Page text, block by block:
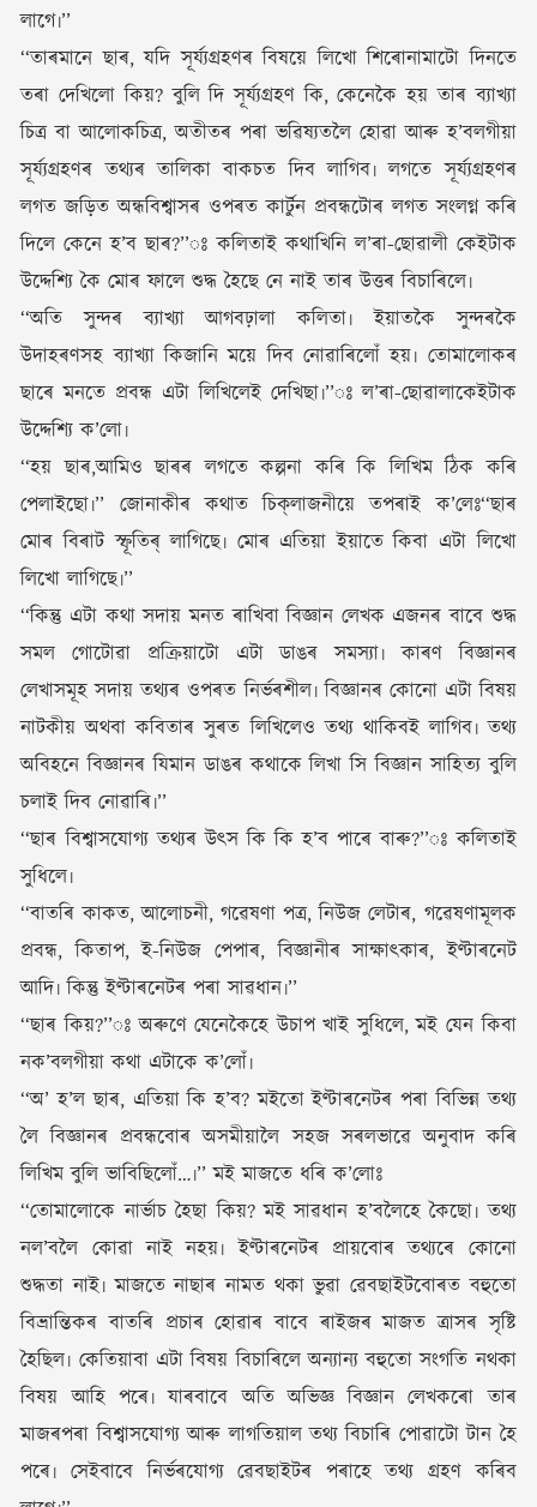
লাগে৷’’
‘‘তাৰমানে ছাৰ, যদি সূৰ্য্যগ্ৰহণৰ বিষয়ে লিখো শিৰোনামাটো দিনতে
তৰা দেখিলো কিয়? বুলি দি সূৰ্য্যগ্ৰহণ কি, কেনেকৈ হয় তাৰ ব্যাখ্যা
চিত্ৰ বা আলোকচিত্ৰ, অতীতৰ পৰা ভৱিষ্যতলৈ হোৱা আৰু হ’বলগীয়া
সূৰ্য্যগ্ৰহণৰ তথ্যৰ তালিকা বাকচত দিব লাগিব৷ লগতে সূৰ্য্যগ্ৰহণৰ
লগত জড়িত অন্ধবিশ্বাসৰ ওপৰত কাৰ্টুন প্ৰবন্ধটোৰ লগত সংলগ্ন কৰি
দিলে কেনে হ’ব ছাৰ?’’ঃ কলিতাই কথাখিনি ল’ৰা-ছোৱালী কেইটাক
উদ্দেশ্যি কৈ মোৰ ফালে শুদ্ধ হৈছে নে নাই তাৰ উত্তৰ বিচাৰিলে৷
‘‘অতি সুন্দৰ ব্যাখ্যা আগবঢ়ালা কলিতা৷ ইয়াতকৈ সুন্দৰকৈ
উদাহৰণসহ ব্যাখ্যা কিজানি ময়ে দিব নোৱাৰিলোঁ হয়৷ তোমালোকৰ
ছাৰে মনতে প্ৰবন্ধ এটা লিখিলেই দেখিছা৷’’ঃ ল’ৰা-ছোৱালাকেইটাক
উদ্দেশ্যি ক’লো৷
‘‘হয় ছাৰ,আমিও ছাৰৰ লগতে কল্পনা কৰি কি লিখিম ঠিক কৰি
পেলাইছো৷’’ জোনাকীৰ কথাত চিক্‌লাজনীয়ে তপৰাই ক’লেঃ‘‘ছাৰ
মোৰ বিৰাট স্ফূতিৰ্ লাগিছে৷ মোৰ এতিয়া ইয়াতে কিবা এটা লিখো
লিখো লাগিছে৷’’
‘‘কিন্তু এটা কথা সদায় মনত ৰাখিবা বিজ্ঞান লেখক এজনৰ বাবে শুদ্ধ
সমল গোটোৱা প্ৰক্ৰিয়াটো এটা ডাঙৰ সমস্যা৷ কাৰণ বিজ্ঞানৰ
লেখাসমূহ সদায় তথ্যৰ ওপৰত নিৰ্ভৰশীল৷ বিজ্ঞানৰ কোনো এটা বিষয়
নাটকীয় অথবা কবিতাৰ সুৰত লিখিলেও তথ্য থাকিবই লাগিব৷ তথ্য
অবিহনে বিজ্ঞানৰ যিমান ডাঙৰ কথাকে লিখা সি বিজ্ঞান সাহিত্য বুলি
চলাই দিব নোৱাৰি৷’’
‘‘ছাৰ বিশ্বাসযোগ্য তথ্যৰ উৎস কি কি হ’ব পাৰে বাৰু?’’ঃ কলিতাই
সুধিলে৷
‘‘বাতৰি কাকত, আলোচনী, গৱেষণা পত্ৰ, নিউজ লেটাৰ, গৱেষণামূলক
প্ৰবন্ধ, কিতাপ, ই-নিউজ পেপাৰ, বিজ্ঞানীৰ সাক্ষাৎকাৰ, ইণ্টাৰনেট
আদি৷ কিন্তু ইণ্টাৰনেটৰ পৰা সাৱধান৷’’
‘‘ছাৰ কিয়?’’ঃ অৰুণে যেনেকৈহে উচাপ খাই সুধিলে, মই যেন কিবা
নক’বলগীয়া কথা এটাকে ক’লোঁ৷
‘‘অ’ হ’ল ছাৰ, এতিয়া কি হ’ব? মইতো ইণ্টাৰনেটৰ পৰা বিভিন্ন তথ্য
লৈ বিজ্ঞানৰ প্ৰবন্ধবোৰ অসমীয়ালৈ সহজ সৰলভাৱে অনুবাদ কৰি
লিখিম বুলি ভাবিছিলোঁ…৷’’ মই মাজতে ধৰি ক’লোঃ
‘‘তোমালোকে নাৰ্ভাচ হৈছা কিয়? মই সাৱধান হ’বলৈহে কৈছো৷ তথ্য
নল’বলৈ কোৱা নাই নহয়৷ ইণ্টাৰনেটৰ প্ৰায়বোৰ তথ্যৰে কোনো
শুদ্ধতা নাই৷ মাজতে নাছাৰ নামত থকা ভুৱা ৱেবছাইটবোৰত বহুতো
বিভ্ৰান্তিকৰ বাতৰি প্ৰচাৰ হোৱাৰ বাবে ৰাইজৰ মাজত ত্ৰাসৰ সৃষ্টি
হৈছিল৷ কেতিয়াবা এটা বিষয় বিচাৰিলে অন্যান্য বহুতো সংগতি নথকা
বিষয় আহি পৰে৷ যাৰবাবে অতি অভিজ্ঞ বিজ্ঞান লেখকৰো তাৰ
মাজৰপৰা বিশ্বাসযোগ্য আৰু লাগতিয়াল তথ্য বিচাৰি পোৱাটো টান হৈ
পৰে৷ সেইবাবে নিৰ্ভৰযোগ্য ৱেবছাইটৰ পৰাহে তথ্য গ্ৰহণ কৰিব